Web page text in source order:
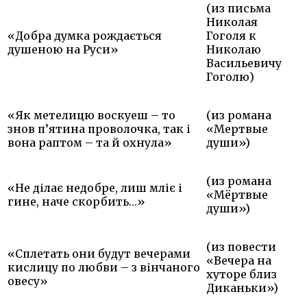
«Добра думка рождається
душеною на Руси»
(из письма
Николая
Гоголя к
Николаю
Васильевичу
Гоголю)
«Як метелицю воскуеш – то
знов п’ятина проволочка, так і
вона раптом – та й охнула»
(из романа
«Мертвые
души»)
«Не ділає недобре, лиш мліє і
гине, наче скорбить…»
(из романа
«Мёртвые
души»)
«Сплетать они будут вечерами
кислицу по любви – з вінчаного
овесу»
(из повести
«Вечера на
хуторе близ
Диканьки»)